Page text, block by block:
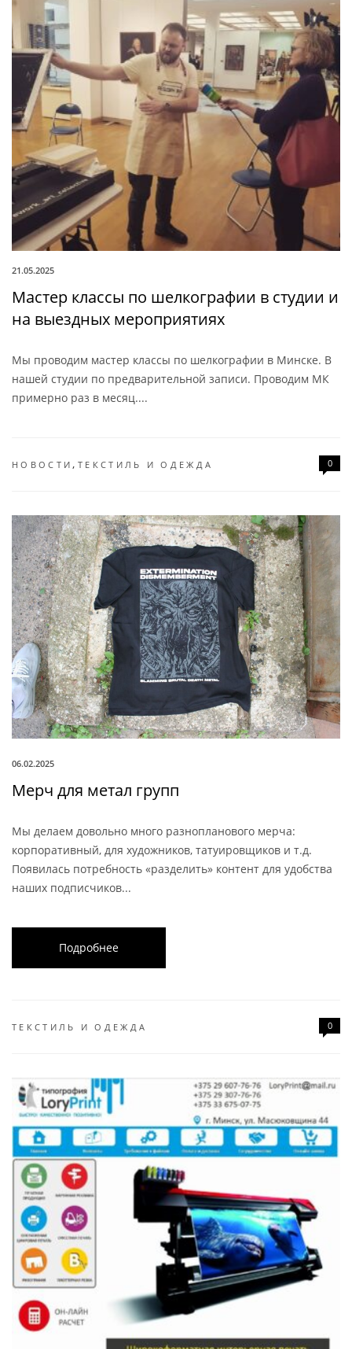
21.05.2025
Мастер классы по шелкографии в студии и
на выездных мероприятиях
Мы проводим мастер классы по шелкографии в Минске. В
нашей студии по предварительной записи. Проводим МК
примерно раз в месяц....
НОВОСТИ ,ТЕКСТИЛЬ И ОДЕЖДА 0
06.02.2025
Мерч для метал групп
Мы делаем довольно много разнопланового мерча:
корпоративный, для художников, татуировщиков и т.д.
Появилась потребность «разделить» контент для удобства
наших подписчиков...
Подробнее
ТЕКСТИЛЬ И ОДЕЖДА 0